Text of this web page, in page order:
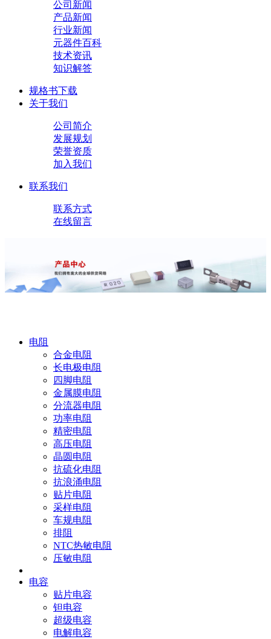
公司新闻
产品新闻
行业新闻
元器件百科
技术资讯
知识解答
规格书下载
关于我们
公司简介
发展规划
荣誉资质
加入我们
联系我们
联系方式
在线留言
电阻
合金电阻
长电极电阻
四脚电阻
金属膜电阻
分流器电阻
功率电阻
精密电阻
高压电阻
晶圆电阻
抗硫化电阻
抗浪涌电阻
贴片电阻
采样电阻
车规电阻
排阻
NTC热敏电阻
压敏电阻
电容
贴片电容
钽电容
超级电容
电解电容